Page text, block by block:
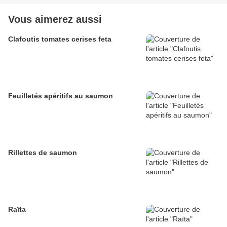
Vous aimerez aussi
Clafoutis tomates cerises feta
Feuilletés apéritifs au saumon
Rillettes de saumon
Raïta